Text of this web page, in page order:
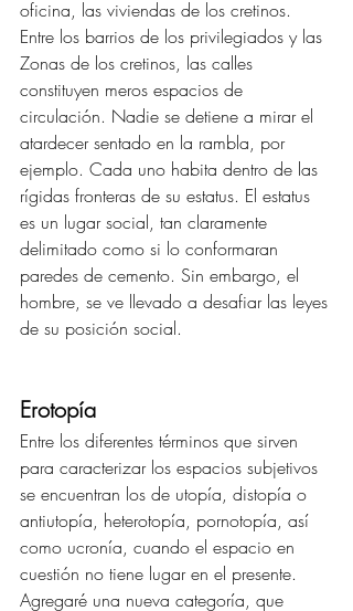
oficina, las viviendas de los cretinos.
Entre los barrios de los privilegiados y las
Zonas de los cretinos, las calles
constituyen meros espacios de
circulación. Nadie se detiene a mirar el
atardecer sentado en la rambla, por
ejemplo. Cada uno habita dentro de las
rígidas fronteras de su estatus. El estatus
es un lugar social, tan claramente
delimitado como si lo conformaran
paredes de cemento. Sin embargo, el
hombre, se ve llevado a desafiar las leyes
de su posición social.
Erotopía
Entre los diferentes términos que sirven
para caracterizar los espacios subjetivos
se encuentran los de utopía, distopía o
antiutopía, heterotopía, pornotopía, así
como ucronía, cuando el espacio en
cuestión no tiene lugar en el presente.
Agregaré una nueva categoría, que